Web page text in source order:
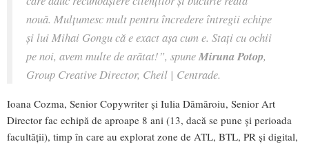
nouă. Mulțumesc mult pentru încredere întregii echipe
și lui Mihai Gongu că e exact așa cum e. Stați cu ochii
pe noi, avem multe de arătat!”, spuneMiruna Potop,
Group Creative Director, Cheil | Centrade.
Ioana Cozma, Senior Copywriter și Iulia Dămăroiu, Senior Art
Director fac echipă de aproape 8 ani (13, dacă se pune și perioada
facultății), timp în care au explorat zone de ATL, BTL, PR și digital,